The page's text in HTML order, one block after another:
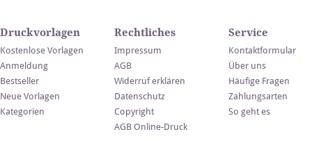
Druckvorlagen
Kostenlose Vorlagen
Anmeldung
Bestseller
Neue Vorlagen
Kategorien
Rechtliches
Impressum
AGB
Widerruf erklären
Datenschutz
Copyright
AGB Online-Druck
Service
Kontaktformular
Über uns
Häufige Fragen
Zahlungsarten
So geht es